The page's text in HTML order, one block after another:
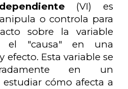
(VI) es
o controla para
sobre la variable
el "causa" en una
efecto. Esta variable se
en un
cómo afecta a